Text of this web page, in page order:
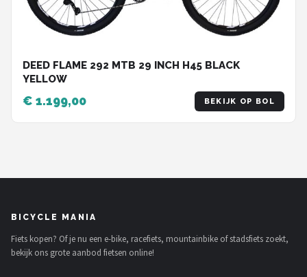
DEED FLAME 292 MTB 29 INCH H45 BLACK
YELLOW
€ 1.199,00 BEKIJK OP BOL
BICYCLE MANIA
Fiets kopen? Of je nu een e-bike, racefiets, mountainbike of stadsfiets zoekt,
bekijk ons grote aanbod fietsen online!